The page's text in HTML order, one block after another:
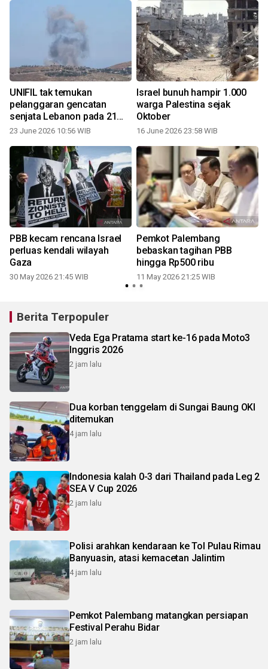
UNIFIL tak temukan
pelanggaran gencatan
senjata Lebanon pada 21
Juni
23 June 2026 10:56 WIB
Israel bunuh hampir 1.000
warga Palestina sejak
Oktober
16 June 2026 23:58 WIB
PBB kecam rencana Israel
perluas kendali wilayah
Gaza
30 May 2026 21:45 WIB
Pemkot Palembang
bebaskan tagihan PBB
hingga Rp500 ribu
11 May 2026 21:25 WIB
Berita Terpopuler
Veda Ega Pratama start ke-16 pada Moto3
Inggris 2026
2 jam lalu
Dua korban tenggelam di Sungai Baung OKI
ditemukan
4 jam lalu
Indonesia kalah 0-3 dari Thailand pada Leg 2
SEA V Cup 2026
2 jam lalu
Polisi arahkan kendaraan ke Tol Pulau Rimau
Banyuasin, atasi kemacetan Jalintim
4 jam lalu
Pemkot Palembang matangkan persiapan
Festival Perahu Bidar
2 jam lalu